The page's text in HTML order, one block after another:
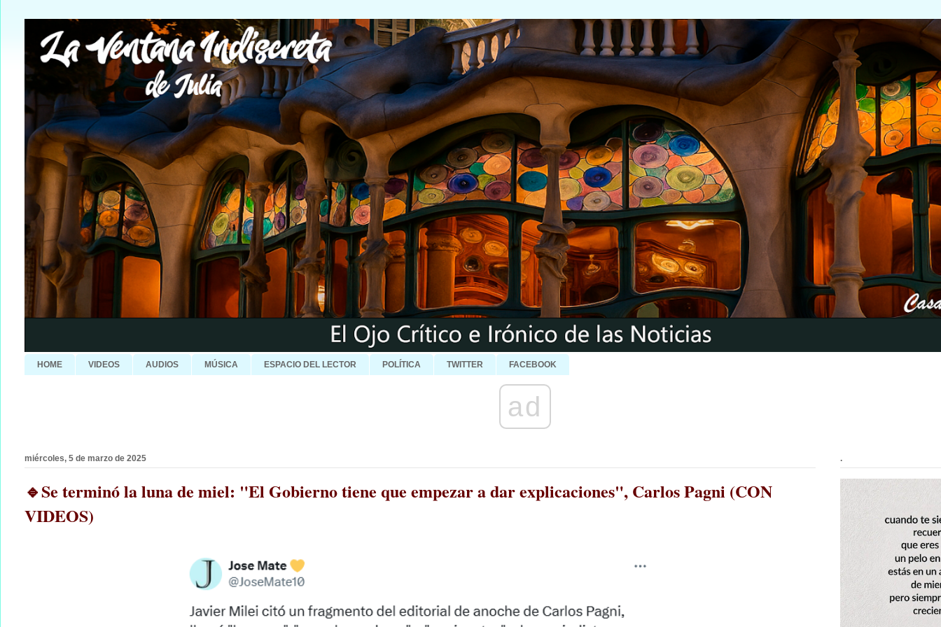
HOME VIDEOS AUDIOS MÚSICA ESPACIO DEL LECTOR POLÍTICA TWITTER FACEBOOK
ad
miércoles, 5 de marzo de 2025
🔹Se terminó la luna de miel: "El Gobierno tiene que empezar a dar explicaciones", Carlos Pagni (CON
VIDEOS)
.